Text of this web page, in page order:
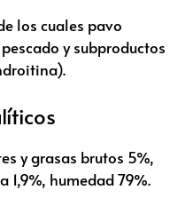
los cuales pavo
y subproductos
y grasas brutos 5%,
1,9%, humedad 79%.